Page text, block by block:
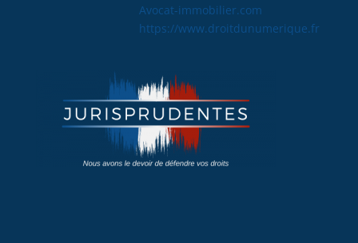
Avocat-immobilier.com
https://www.droitdunumerique.fr